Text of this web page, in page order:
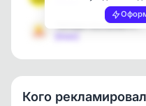
Тёплые послания на кажды…
Кого рекламировал